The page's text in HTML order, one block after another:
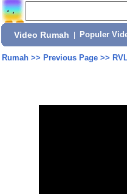
Video Rumah Populer
Rumah>> Previous Page>>